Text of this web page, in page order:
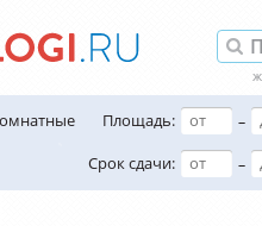
Площадь:
–
Срок сдачи:
–